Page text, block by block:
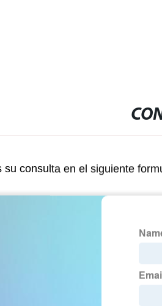
su consulta en el siguiente